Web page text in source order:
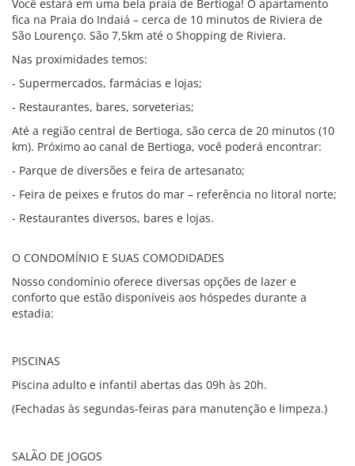
Você estará em uma bela praia de Bertioga! O apartamento
fica na Praia do Indaiá – cerca de 10 minutos de Riviera de
São Lourenço. São 7,5km até o Shopping de Riviera.
Nas proximidades temos:
- Supermercados, farmácias e lojas;
- Restaurantes, bares, sorveterias;
Até a região central de Bertioga, são cerca de 20 minutos (10
km). Próximo ao canal de Bertioga, você poderá encontrar:
- Parque de diversões e feira de artesanato;
- Feira de peixes e frutos do mar – referência no litoral norte;
- Restaurantes diversos, bares e lojas.
O CONDOMÍNIO E SUAS COMODIDADES
Nosso condomínio oferece diversas opções de lazer e
conforto que estão disponíveis aos hóspedes durante a
estadia:
PISCINAS
Piscina adulto e infantil abertas das 09h às 20h.
(Fechadas às segundas-feiras para manutenção e limpeza.)
SALÃO DE JOGOS